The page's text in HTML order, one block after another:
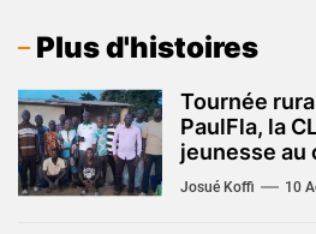
Plus d'histoires
Tournée
PaulFla, la
jeunesse
Josué Koffi 10